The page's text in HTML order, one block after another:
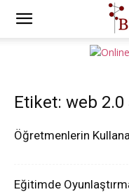
Etiket: web 2.0
Öğretmenlerin
Eğitimde